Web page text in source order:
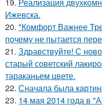
Ижевска.
20. "Комфорт Важнее
почему не пытается
21. Здравствуйте! С
старый советский
тараканьем цвете.
22. Сначала была
23. 14 мая 2014 года в